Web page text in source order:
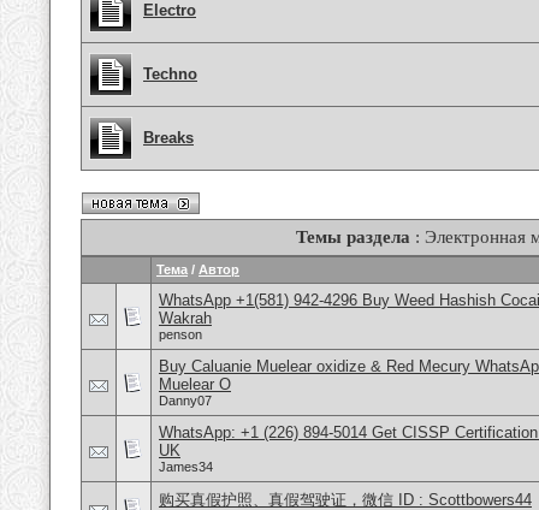
Electro
Techno
Breaks
Темы раздела : Электронная
Тема / Автор
WhatsApp +1(581) 942-4296 Buy Weed Hashish
Wakrah
penson
Buy Caluanie Muelear oxidize & Red Mecury
Muelear O
Danny07
WhatsApp: +1 (226) 894-5014​ Get CISSP
UK
James34
购买真假护照、真假驾驶证，微信 ID : Scottbowers44